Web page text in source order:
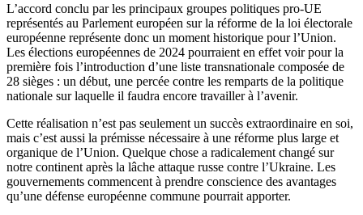
L’accord conclu par les principaux groupes politiques pro-UE
représentés au Parlement européen sur la réforme de la loi électorale
européenne représente donc un moment historique pour l’Union.
Les élections européennes de 2024 pourraient en effet voir pour la
première fois l’introduction d’une liste transnationale composée de
28 sièges : un début, une percée contre les remparts de la politique
nationale sur laquelle il faudra encore travailler à l’avenir.
Cette réalisation n’est pas seulement un succès extraordinaire en soi,
mais c’est aussi la prémisse nécessaire à une réforme plus large et
organique de l’Union. Quelque chose a radicalement changé sur
notre continent après la lâche attaque russe contre l’Ukraine. Les
gouvernements commencent à prendre conscience des avantages
qu’une défense européenne commune pourrait apporter.